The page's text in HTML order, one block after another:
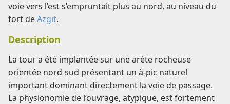
voie vers l’est s’empruntait plus au nord, au niveau du
fort deAzgıt.
Description
La tour a été implantée sur une arête rocheuse
orientée nord-sud présentant un à-pic naturel
important dominant directement la voie de passage.
La physionomie de l’ouvrage, atypique, est fortement